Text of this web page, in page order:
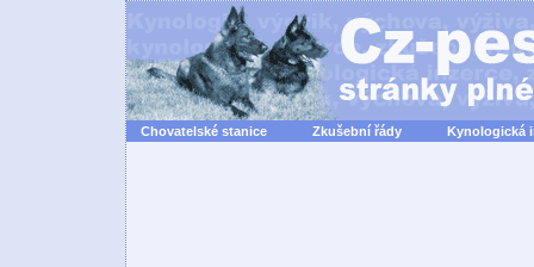
Chovatelské stanice Zkušební řády Kynologická